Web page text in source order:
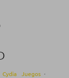
Cydia Juegos ·